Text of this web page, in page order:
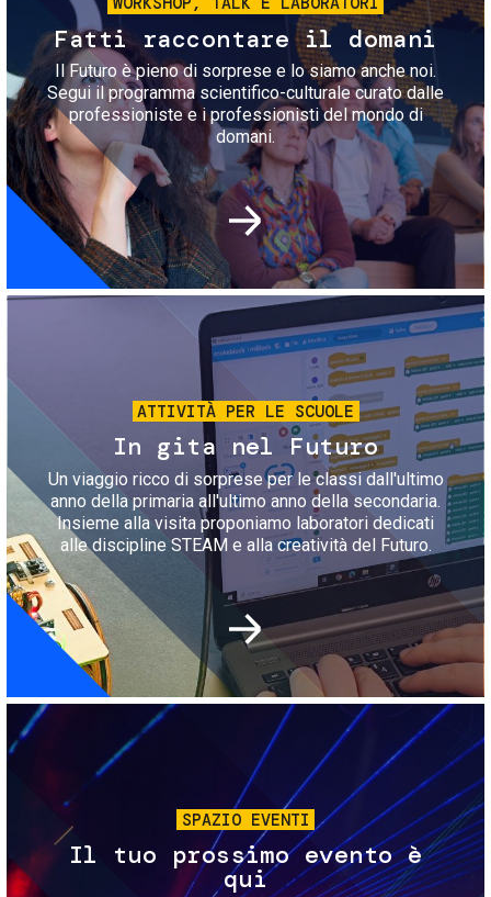
Fatti raccontare il domani
Il Futuro è pieno di sorprese e lo siamo anche noi.
Segui il programma scientifico-culturale curato dalle
professioniste e i professionisti del mondo di
domani.
Immagine
ATTIVITÀ PER LE SCUOLE
In gita nel Futuro
Un viaggio ricco di sorprese per le classi dall'ultimo
anno della primaria all'ultimo anno della secondaria.
Insieme alla visita proponiamo laboratori dedicati
alle discipline STEAM e alla creatività del Futuro.
Immagine
SPAZIO EVENTI
Il tuo prossimo evento è
qui